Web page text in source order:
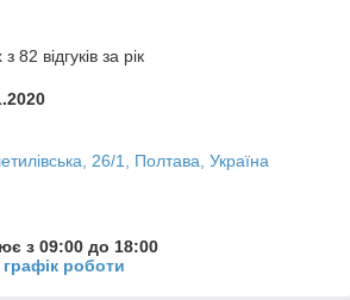
82 відгуків за рік
26/1, Полтава, Україна
з 09:00 до 18:00
роботи